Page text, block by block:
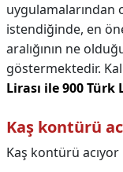
uygulamalarından
istendiğinde, en
aralığının ne
göstermektedir.
Lirası ile 900
Kaş kontürü
Kaş kontürü acıyor